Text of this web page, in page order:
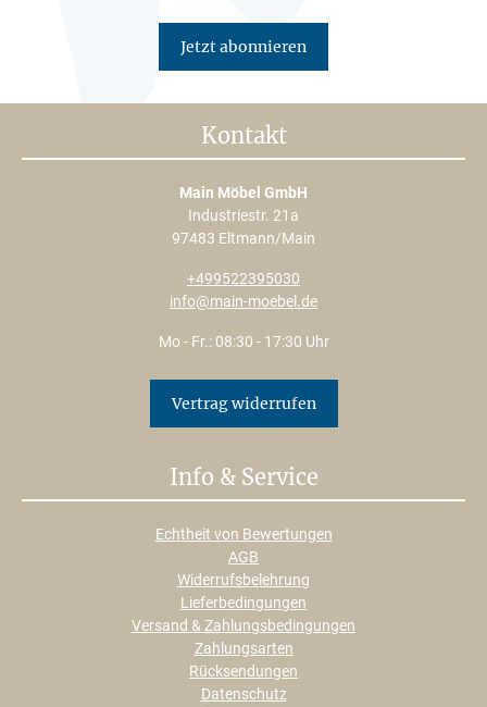
Jetzt abonnieren
Kontakt
Main Möbel GmbH
Industriestr. 21a
97483 Eltmann/Main
+499522395030
info@main-moebel.de
Mo - Fr.: 08:30 - 17:30 Uhr
Vertrag widerrufen
Info & Service
Echtheit von Bewertungen
AGB
Widerrufsbelehrung
Lieferbedingungen
Versand & Zahlungsbedingungen
Zahlungsarten
Rücksendungen
Datenschutz